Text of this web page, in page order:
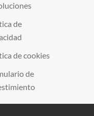
de
de cookies
de